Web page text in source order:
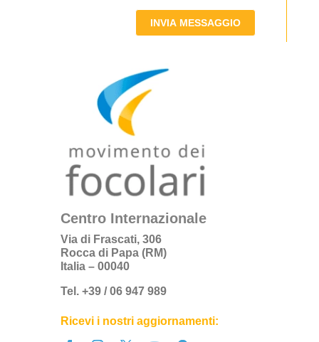
INVIA MESSAGGIO
Centro Internazionale
Via di Frascati, 306
Rocca di Papa (RM)
Italia – 00040
Tel. +39 / 06 947 989
Ricevi i nostri aggiornamenti: